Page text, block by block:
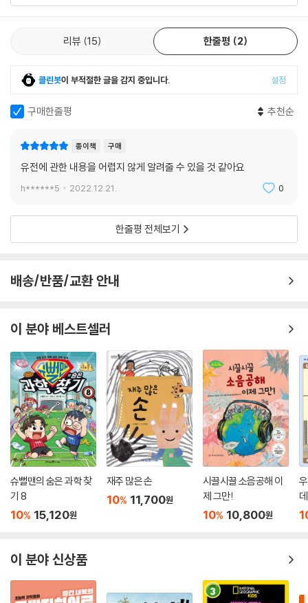
리뷰 15 한줄평 2
클린봇이 부적절한 글을 감지 중입니다. 설정
구매한줄평 추천순
종이책 구매
유전에 관한 내용을 어렵지 않게 알려줄 수 있을 것 같아요
h******5 2022.12.21. 0
한줄평 전체보기
배송/반품/교환 안내
이 분야 베스트셀러
슈뻘맨의 숨은 과학 찾
기 8
10% 15,120원
재주 많은 손
10% 11,700원
시끌시끌 소음공해 이
제 그만!
10% 10,800원
이 분야 신상품